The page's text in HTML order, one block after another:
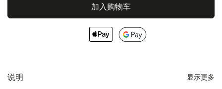
加入购物车
说明 显示更多